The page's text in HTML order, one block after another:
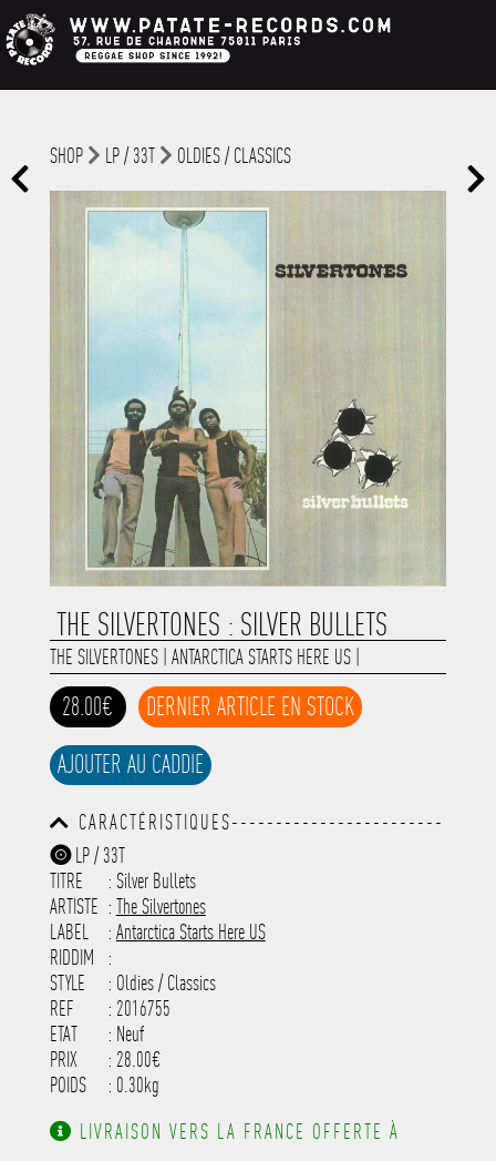
SHOP LP / 33T OLDIES / CLASSICS
THE SILVERTONES : SILVER BULLETS
THE SILVERTONES| ANTARCTICA STARTS HERE US|
28.00€ DERNIER ARTICLE EN STOCK
AJOUTER AU CADDIE
CARACTÉRISTIQUES------------------------
-----------------------------------------
-----------------------------------------
-----------------------------------------
-----------------------------------------
---------------------
LP / 33T
TITRE
: Silver Bullets
ARTISTE : The Silvertones
LABEL
: Antarctica Starts Here US
RIDDIM
:
STYLE
: Oldies / Classics
REF
: 2016755
ETAT
: Neuf
PRIX
: 28.00€
POIDS
: 0.30kg
LIVRAISON VERS LA FRANCE OFFERTE À